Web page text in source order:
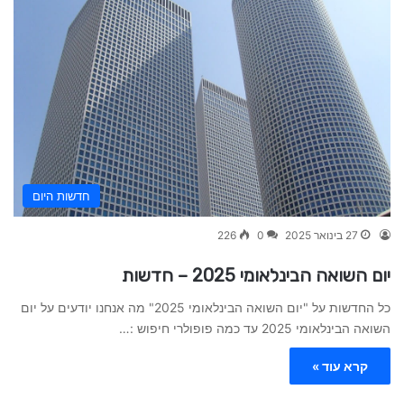
חדשות היום
27 בינואר 2025 0
226
יום השואה הבינלאומי 2025 – חדשות
כל החדשות על "יום השואה הבינלאומי 2025" מה אנחנו יודעים על יום
השואה הבינלאומי 2025 עד כמה פופולרי חיפוש :…
קרא עוד »